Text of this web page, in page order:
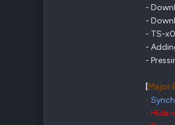
-
-
- TS-
-
-
[Major
-
- Hide